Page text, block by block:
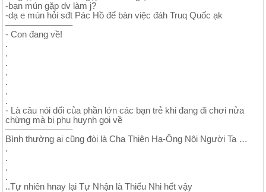
-bạn mún gặp dv làm j?
-dạ e mún hỏi sđt Pác Hồ để bàn việc đáh Truq Quốc ạk
———————–
- Con đang về!
.
.
.
.
.
.
.
- Là câu nói dối của phần lớn các bạn trẻ khi đang đi chơi nửa
chừng mà bị phụ huynh gọi về
———————–
Bình thường ai cũng đòi là Cha Thiên Hạ-Ông Nội Người Ta …
.
.
.
.
..Tự nhiên hnay lại Tự Nhận là Thiếu Nhi hết vậy